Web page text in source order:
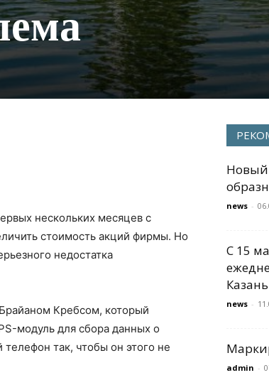
нескольких месяцев с
стоимость акций фирмы. Но
недостатка
Кребсом, который
модуль для сбора данных о
так, чтобы он этого не
Новый
news -
С 15
news -
admin -